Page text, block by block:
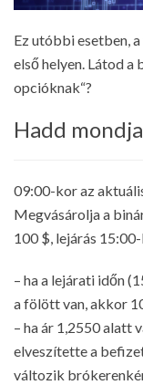
Ez utóbbi esetben,
első helyen. Látod a
opcióknak“?
Hadd
09:00-kor az
Megvásárolja a
100 $, lejárás
– ha a lejárati időn
a fölött van, akkor
– ha ár 1,2550 alatt
elveszítette a
változik